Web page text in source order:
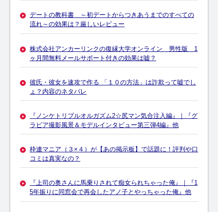
デートの教科書 ～初デートからつきあうまでのすべての
流れ～の効果は？厳しいレビュー
株式会社アンカーリンクの復縁大学オンライン 男性版 1
ヶ月間無料メールサポート付きの効果は嘘？
彼氏・彼女を速攻で作る 「１０の方法」は詐欺って嘘でし
ょ？内容のネタバレ
『ノンケトリプルオルガズム2☆尻マン気合注入編』｜『グ
ラビア撮影風景＆モデルインタビュー第三弾4編』他
枠連マニア（３×４）が【あの掲示板】で話題に！評判や口
コミは真実なの？
『上司の奥さんに馬乗りされて痴女られちゃった俺』｜『1
5年振りに同窓会で再会したアノ子とやっちゃった俺』他